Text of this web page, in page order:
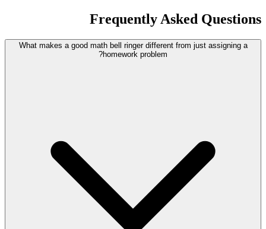
Frequently Asked Questions
What makes a good math bell ringer different from just assigning a
homework problem?